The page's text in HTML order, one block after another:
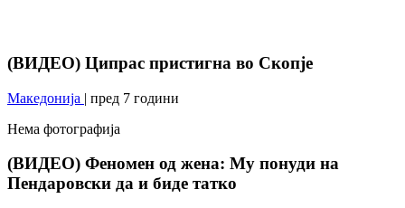
(ВИДЕО) Ципрас пристигна во Скопје
Македонија | пред 7 години
Нема фотографија
(ВИДЕО) Феномен од жена: Му понуди на
Пендаровски да и биде татко